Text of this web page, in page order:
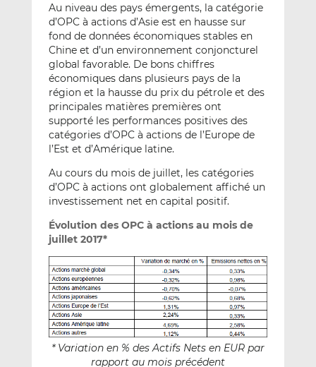
Au niveau des pays émergents, la catégorie
d’OPC à actions d’Asie est en hausse sur
fond de données économiques stables en
Chine et d’un environnement conjoncturel
global favorable. De bons chiffres
économiques dans plusieurs pays de la
région et la hausse du prix du pétrole et des
principales matières premières ont
supporté les performances positives des
catégories d’OPC à actions de l’Europe de
l’Est et d’Amérique latine.
Au cours du mois de juillet, les catégories
d’OPC à actions ont globalement affiché un
investissement net en capital positif.
Évolution des OPC à actions au mois de
juillet 2017*
* Variation en % des Actifs Nets en EUR par
rapport au mois précédent